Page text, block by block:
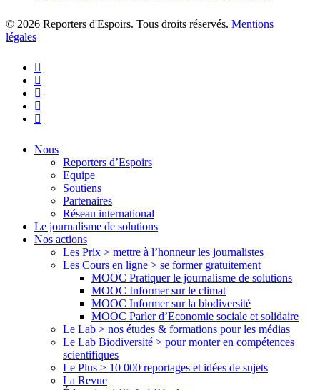
© 2026 Reporters d'Espoirs. Tous droits réservés. Mentions
légales
twitter
facebook
linkedin
youtube
flickr
Close
Nous
Reporters d’Espoirs
Equipe
Soutiens
Partenaires
Réseau international
Le journalisme de solutions
Nos actions
Les Prix > mettre à l’honneur les journalistes
Les Cours en ligne > se former gratuitement
MOOC Pratiquer le journalisme de solutions
MOOC Informer sur le climat
MOOC Informer sur la biodiversité
MOOC Parler d’Economie sociale et solidaire
Le Lab > nos études & formations pour les médias
Le Lab Biodiversité > pour monter en compétences
scientifiques
Le Plus > 10 000 reportages et idées de sujets
La Revue